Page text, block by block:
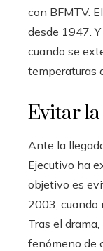
con BFMTV.
desde 1947.
cuando se
temperaturas
Evitar
Ante la
Ejecutivo ha
objetivo es
2003, cuando
Tras el
fenómeno de